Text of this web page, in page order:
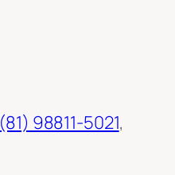
(81) 98811-5021,